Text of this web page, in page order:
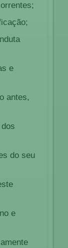
e
antes,
do seu
e